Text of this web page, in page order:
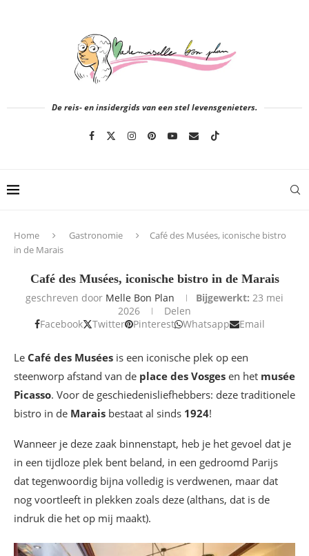
De reis- en insidergids van een stel levensgenieters.
Home Gastronomie
Café des Musées, iconische bistro
in de Marais
Café des Musées, iconische bistro in de Marais
geschreven door Melle Bon Plan Bijgewerkt: 23 mei
2026
Delen
Facebook
Twitter Pinterest Whatsapp Email
Le Café des Musées is een iconische plek op een
steenworp afstand van de place des Vosges en het musée
Picasso. Voor de geschiedenisliefhebbers: deze traditionele
bistro in de Marais bestaat al sinds 1924!
Wanneer je deze zaak binnenstapt, heb je het gevoel dat je
in een tijdloze plek bent beland, in een gedroomd Parijs
dat tegenwoordig bijna volledig is verdwenen, maar dat
nog voortleeft in plekken zoals deze (althans, dat is de
indruk die het op mij maakt).